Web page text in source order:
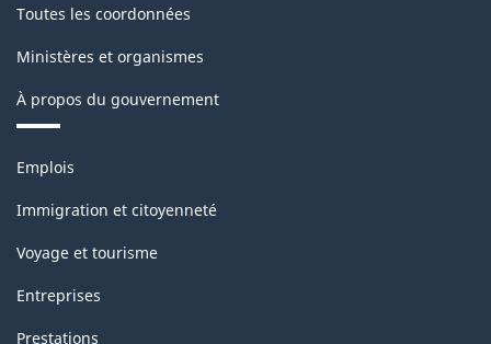
Toutes les coordonnées
Ministères et organismes
À propos du gouvernement
Thèmes
sujets
Emplois
Immigration et citoyenneté
Voyage et tourisme
Entreprises
Prestations